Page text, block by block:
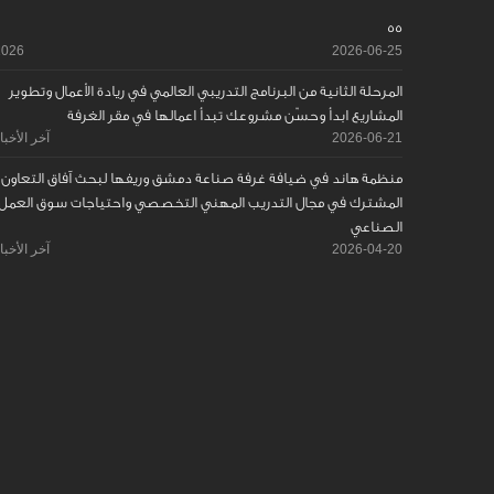
55
2026-06-25
المرحلة الثانية من البرنامج التدريبي العالمي في ريادة الأعمال وتطوير
المشاريع ابدأ وحسّن مشروعك تبدأ اعمالها في مقر الغرفة
2026-06-21 آخر
منظمة هاند في ضيافة غرفة صناعة دمشق وريفها لبحث آفاق التعاون
المشترك في مجال التدريب المهني التخصصي واحتياجات سوق
الصناعي
2026-04-20 آخر